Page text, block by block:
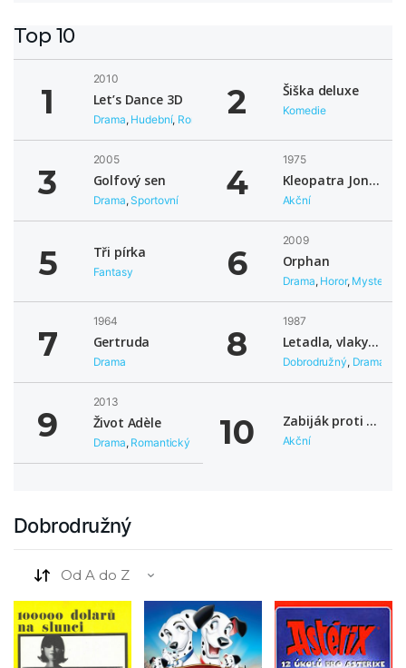
Dobrodružný
Top 10
2010
Let’s Dance 3D
Drama, Hudební, Romantický
Šiška deluxe
Komedie
2005
Golfový sen
Drama,Sportovní
1975
Kleopatra Jones a zlaté kasino
Akční
Tři pírka
Fantasy
2009
Orphan
Drama, Horor,
1964
Gertruda
Drama
1987
Letadla, vlaky, automobily
Dobrodružný, Drama
2013
Život Adèle
Drama, Romantický
Zabiják proti své vůli
Akční